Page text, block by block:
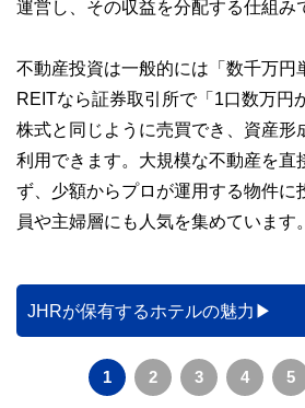
運営し、その収益を分配する仕組み
不動産投資は一般的には「数千万円
REITなら証券取引所で「1口数万円
株式と同じように売買でき、資産形
利用できます。大規模な不動産を直
ず、少額からプロが運用する物件に
員や主婦層にも人気を集めています。
JHRが保有するホテルの魅力
1 2 3 4 5